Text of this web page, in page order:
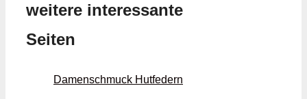
weitere interessante
Seiten
Damenschmuck Hutfedern